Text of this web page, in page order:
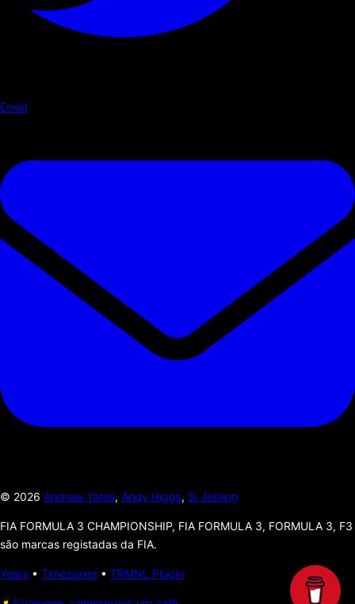
Email
© 2026 Andrew Yates, Andy Higgs, Si Jobling
FIA FORMULA 3 CHAMPIONSHIP, FIA FORMULA 3, FORMULA 3, F3
são marcas registadas da FIA.
Years • Timezones • TRMNL Plugin